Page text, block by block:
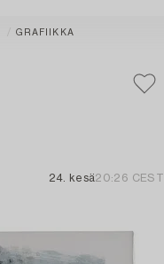
GRAFIIKKA
24. kesä20:26 CEST